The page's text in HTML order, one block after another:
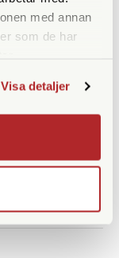
med annan
som de har
Visa detaljer
lager